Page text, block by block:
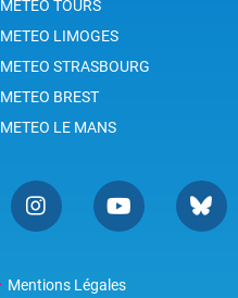
METEO TOURS
METEO LIMOGES
METEO STRASBOURG
METEO BREST
METEO LE MANS
Mentions Légales